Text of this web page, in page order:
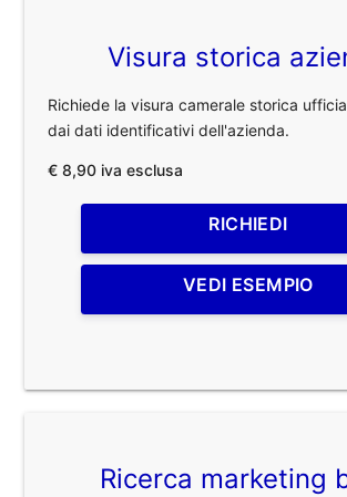
Visura storica
Richiede la visura camerale storica
dai dati identificativi dell'azienda.
€ 8,90 iva esclusa
RICHIEDI
VEDI ESEMPIO
Ricerca marketing